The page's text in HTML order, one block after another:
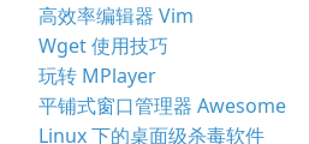
高效率编辑器 Vim
Wget 使用技巧
玩转 MPlayer
平铺式窗口管理器 Awesome
Linux 下的桌面级杀毒软件